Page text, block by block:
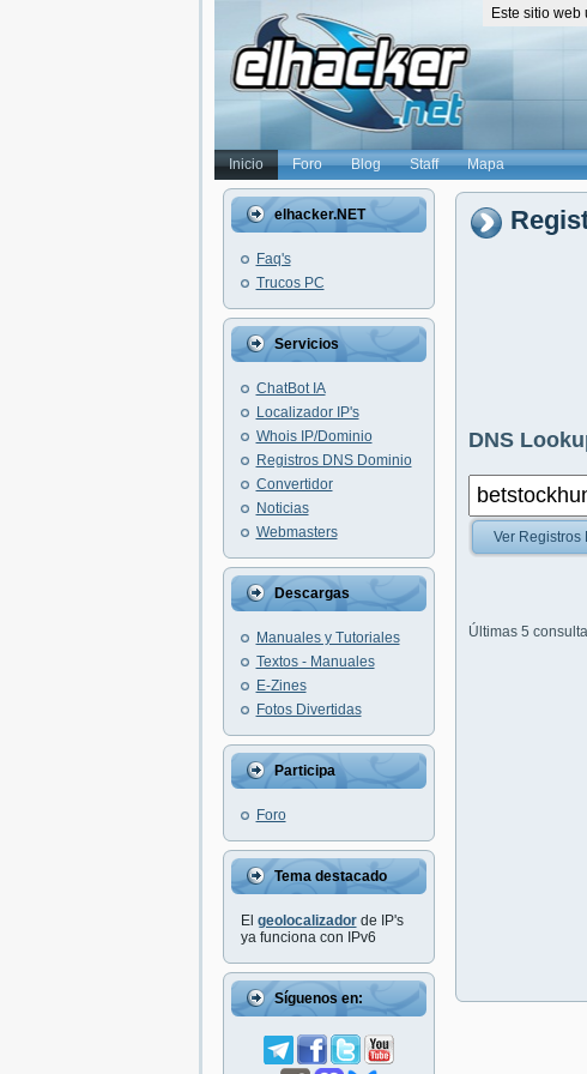
Inicio Foro Blog Staff Mapa
elhacker.NET
Faq's
Trucos PC
Servicios
ChatBot IA
Localizador IP's
Whois IP/Dominio
Registros DNS Dominio
Convertidor
Noticias
Webmasters
Descargas
Manuales y Tutoriales
Textos - Manuales
E-Zines
Fotos Divertidas
Participa
Foro
Tema destacado
El geolocalizadorde IP's
ya funciona con IPv6
Síguenos en:
DNS
Ver Registros
Últimas 5
Este sitio